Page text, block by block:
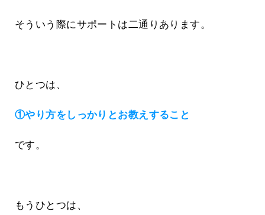
そういう際にサポートは二通りあります。
ひとつは、
①やり方をしっかりとお教えすること
です。
もうひとつは、